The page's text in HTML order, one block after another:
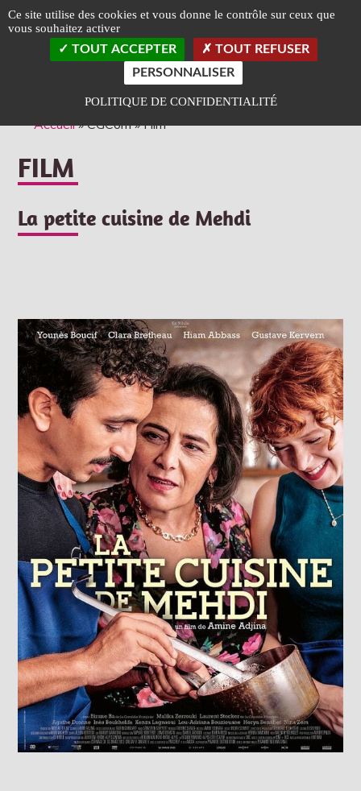
Classé Art et Essai
Label Jeune Public
Accueil»CGCom»Film
FILM
La petite cuisine de Mehdi
Panneau de gestion des cookies
Ce site utilise des cookies et vous donne le contrôle sur ceux que
vous souhaitez activer
TOUT ACCEPTER
TOUT REFUSER
PERSONNALISER
POLITIQUE DE CONFIDENTIALITÉ